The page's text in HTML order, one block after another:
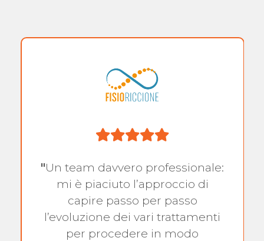
"Un team davvero professionale:
mi è piaciuto l’approccio di
capire passo per passo
l’evoluzione dei vari trattamenti
per procedere in modo